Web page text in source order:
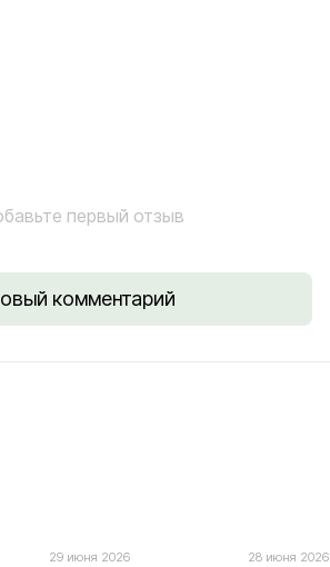
первый отзыв
комментарий
29 июня 2026 28 июня 2026